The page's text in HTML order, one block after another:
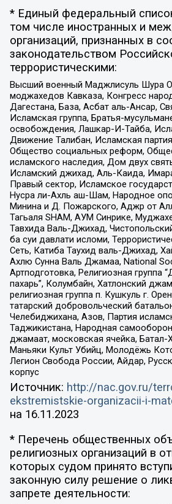
* Единый федеральный
том числе иностранных и
организаций, признанных в
законодательством
террористическими:
Высший военный Маджлисуль Шура
моджахедов Кавказа, Конгресс
Дагестана, База, Асбат аль-Ансар,
Исламская группа, Братья-
освобождения, Лашкар-И-Тайба,
Движение Талибан, Исламская
Общество социальных реформ,
исламского наследия, Дом двух
Исламский джихад, Аль-Каида,
Правый сектор, Исламское
Нусра ли-Ахль аш-Шам, Народное
Минина и Д. Пожарского, Аджр от
Тагьаля SHAM, АУМ Синрике,
Тавхида Валь-Джихад,
ба суи давлати исломи,
Сеть, Катиба Таухид валь-Джихад,
Ахлю Сунна Валь Джамаа, National
Артподготовка, Религиозная группа
пахарь”, Колумбайн, Хатлонский
религиозная группа п. Кушкуль г.
татарский добровольческий
Челебиджихана, Азов, Партия
Таджикистана, Народная
джамаат, московская ячейка, Батал-
Маньяки Культ Убийц, Молодёжь
Легион Свобода России, Айдар,
корпус
Источник: http://nac.gov.ru/
ekstremistskie-organizacii-i-
на 16.11.2023
* Перечень общественных
религиозных организаций в
которых судом принято
законную силу решение о
запрете деятельности: